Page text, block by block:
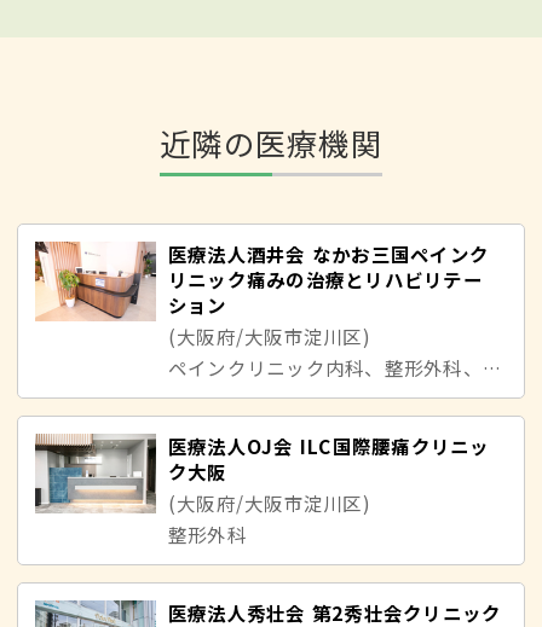
近隣の医療機関
医療法人酒井会 なかお三国ペインク
リニック痛みの治療とリハビリテー
ション
(大阪府/大阪市淀川区)
ペインクリニック内科、整形外科、リハビリテーション科、麻酔科、麻酔科標榜医／中尾、謙太
医療法人OJ会 ILC国際腰痛クリニッ
ク大阪
(大阪府/大阪市淀川区)
整形外科
医療法人秀壮会 第2秀壮会クリニック